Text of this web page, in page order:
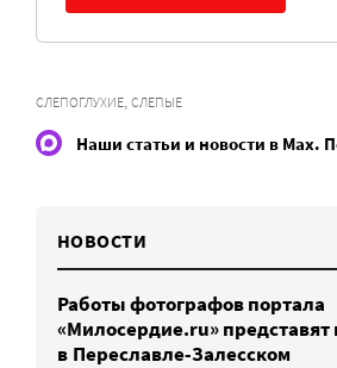
СЛЕПОГЛУХИЕ, СЛЕПЫЕ
Наши статьи и новости в Max.
НОВОСТИ
Работы фотографов портала
«Милосердие.ru» представят
в Переславле-Залесском